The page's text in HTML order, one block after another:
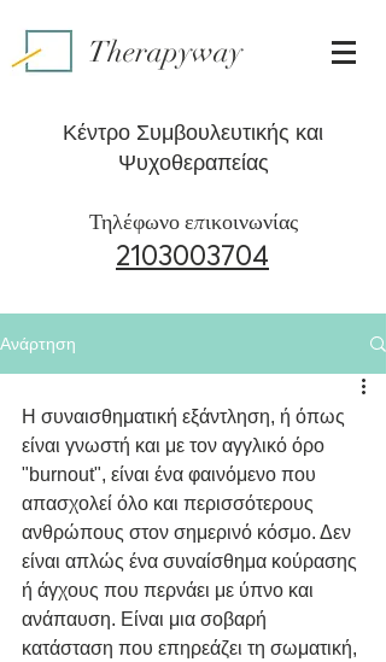
Therapyway
Κέντρο Συμβουλευτικής και
Ψυχοθεραπείας
Τηλέφωνο επικοινωνίας
2103003704
Ανάρτηση
Η συναισθηματική εξάντληση, ή όπως
είναι γνωστή και με τον αγγλικό όρο
"burnout", είναι ένα φαινόμενο που
απασχολεί όλο και περισσότερους
ανθρώπους στον σημερινό κόσμο. Δεν
είναι απλώς ένα συναίσθημα κούρασης
ή άγχους που περνάει με ύπνο και
ανάπαυση. Είναι μια σοβαρή
κατάσταση που επηρεάζει τη σωματική,